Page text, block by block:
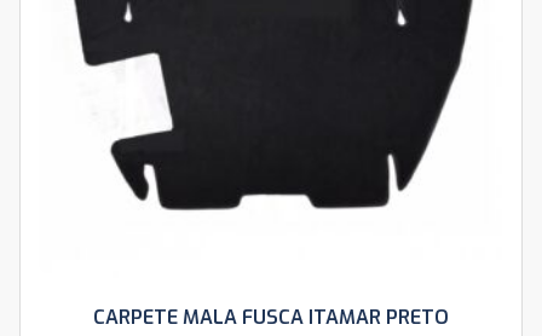
CARPETE MALA FUSCA ITAMAR PRETO